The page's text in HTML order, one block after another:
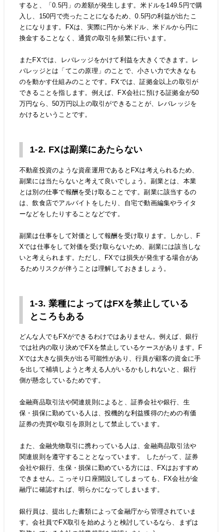
すると、「0.5円」の差額が発生します。米ドルを149.5円で購
入し、150円で売ったことになるため、0.5円の利益が出たこ
とになります。FXは、実際に円から米ドル、米ドルから円に
換金することなく、通貨の取引を頻繁に行います。
またFXでは、レバレッジをかけて利益を大きくできます。レ
バレッジとは「てこの原理」のことで、小さい力で大きなも
のを動かす仕組みのことです。FXでは、証拠金以上の取引が
できることを指します。例えば、FX会社に預ける証拠金が50
万円なら、50万円以上の取引ができることが、レバレッジを
かけるということです。
1-2. FXは副業にあたらない
不動産投資のような資産運用であるとFXは考えられるため、
副業には当たらないと考えて良いでしょう。副業とは、本業
とは別の仕事で報酬を受け取ることです。副業に該当するの
は、飲食店でアルバイトをしたり、自宅で動画編集やライタ
ーなどをしたりすることなどです。
副業は仕事をして対価として報酬を受け取ります。しかし、F
Xでは仕事をして対価を受け取らないため、副業には該当しな
いと考えられます。ただし、FXでは損失が発生する場合があ
るためリスクが伴うことは理解しておきましょう。
1-3. 業種によってはFXを禁止している
ところもある
どんな人でもFXができるわけではありません。例えば、銀行
では社内の取り決めでFXを禁止しているケースがあります。F
Xでは大きな損失が出る可能性があり、行員が顧客の資金に手
を出して補填しようと考える人がいるかもしれないと、銀行
側が懸念しているためです。
金融商品取引法や関連規則によると、証券会社や銀行、生
保・損保に勤めている人は、投機的な利益獲得のための有価
証券の売買や取引を原則として禁止しています。
また、金融先物取引に携わっている人は、金融商品取引法や
関連規則を遵守することとなっています。 したがって、証券
会社や銀行、生保・損保に勤めている方には、FXはおすすめ
できません。こっそり口座開設してしまっても、FX会社が金
融庁に確認すれば、明らかになってしまいます。
銀行員は、提出した書類によって金融庁から管理されていま
す。会社員でFX取引を始めようと検討しているなら、まずは